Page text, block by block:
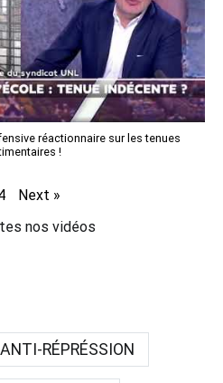
réactionnaire sur les tenues
!
Next »
nos vidéos
ANTI-RÉPRÉSSION